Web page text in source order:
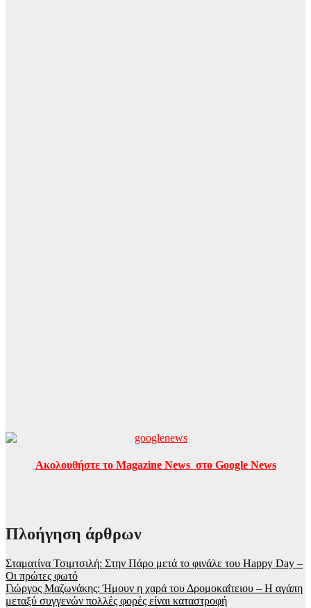
Ακολουθήστε το Magazine News στο Google News
Πλοήγηση άρθρων
Σταματίνα Τσιμτσιλή: Στην Πάρο μετά το φινάλε του Happy Day –
Οι πρώτες φωτό
Γιώργος Μαζωνάκης: Ήμουν η χαρά του Δρομοκαΐτειου – Η αγάπη
μεταξύ συγγενών πολλές φορές είναι καταστροφή